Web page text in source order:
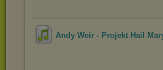
Andy Weir - Projekt Hail